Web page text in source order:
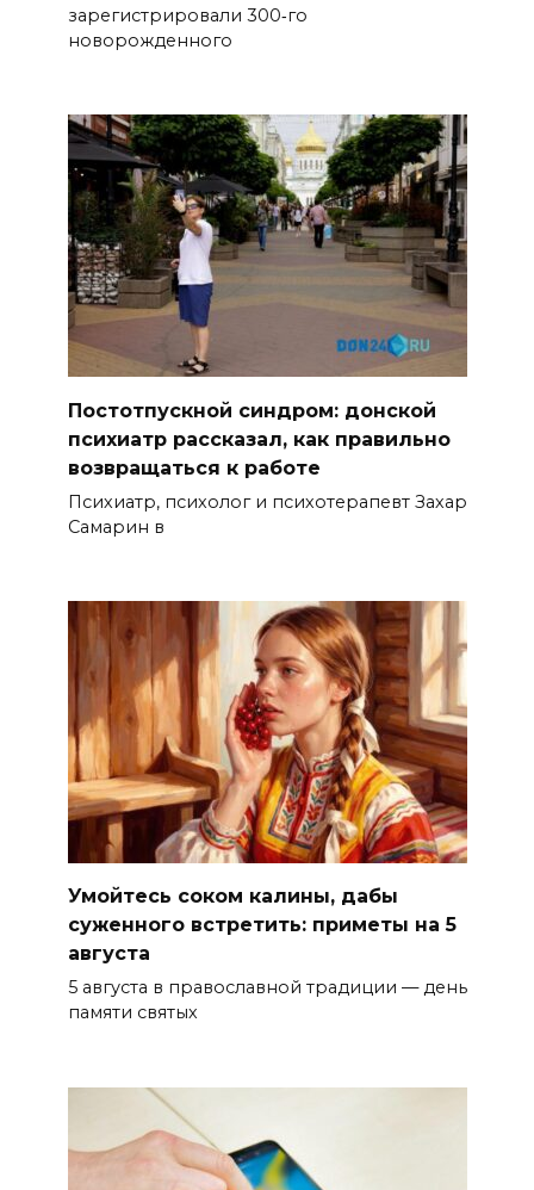
зарегистрировали 300‑го
новорожденного
Постотпускной синдром: донской
психиатр рассказал, как правильно
возвращаться к работе
Психиатр, психолог и психотерапевт Захар
Самарин в
Умойтесь соком калины, дабы
суженного встретить: приметы на 5
августа
5 августа в православной традиции — день
памяти святых